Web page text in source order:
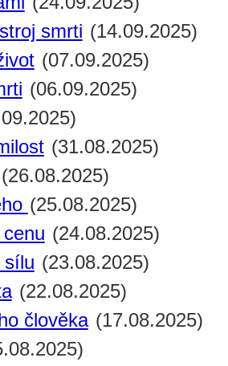
smrti (14.09.2025)
(07.09.2025)
(06.09.2025)
(31.08.2025)
(26.08.2025)
(25.08.2025)
(24.08.2025)
sílu (23.08.2025)
(22.08.2025)
člověka (17.08.2025)